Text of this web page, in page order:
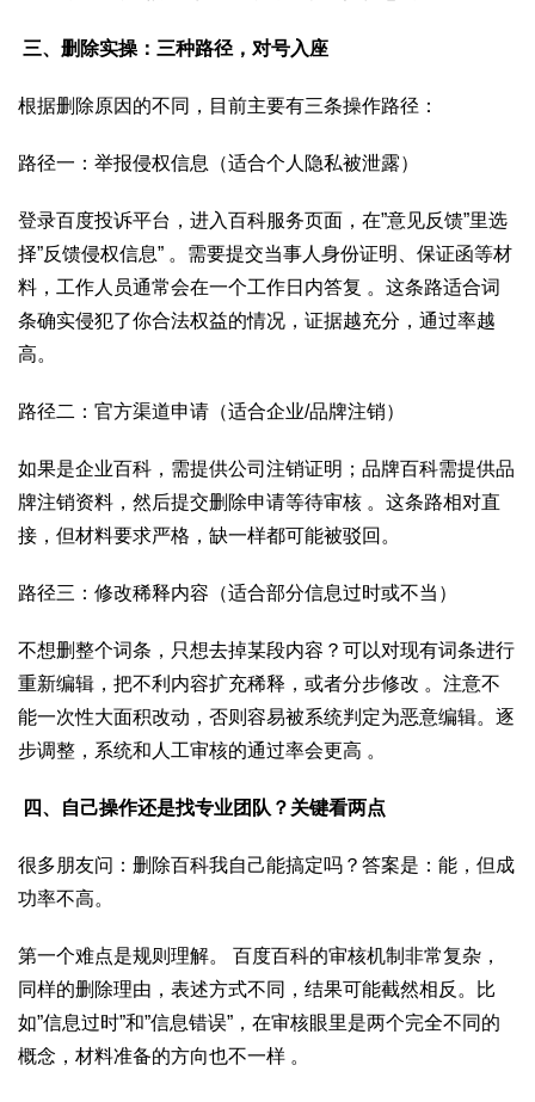
三、删除实操：三种路径，对号入座
根据删除原因的不同，目前主要有三条操作路径：
路径一：举报侵权信息（适合个人隐私被泄露）
登录百度投诉平台，进入百科服务页面，在”意见反馈”里选
择”反馈侵权信息” 。需要提交当事人身份证明、保证函等材
料，工作人员通常会在一个工作日内答复 。这条路适合词
条确实侵犯了你合法权益的情况，证据越充分，通过率越
高。
路径二：官方渠道申请（适合企业/品牌注销）
如果是企业百科，需提供公司注销证明；品牌百科需提供品
牌注销资料，然后提交删除申请等待审核 。这条路相对直
接，但材料要求严格，缺一样都可能被驳回。
路径三：修改稀释内容（适合部分信息过时或不当）
不想删整个词条，只想去掉某段内容？可以对现有词条进行
重新编辑，把不利内容扩充稀释，或者分步修改 。注意不
能一次性大面积改动，否则容易被系统判定为恶意编辑。逐
步调整，系统和人工审核的通过率会更高 。
四、自己操作还是找专业团队？关键看两点
很多朋友问：删除百科我自己能搞定吗？答案是：能，但成
功率不高。
第一个难点是规则理解。 百度百科的审核机制非常复杂，
同样的删除理由，表述方式不同，结果可能截然相反。比
如”信息过时”和”信息错误”，在审核眼里是两个完全不同的
概念，材料准备的方向也不一样 。